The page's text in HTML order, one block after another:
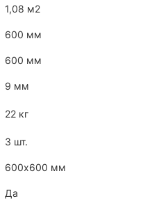
1,08 м2
600 мм
600 мм
9 мм
22 кг
3 шт.
600х600 мм
Да